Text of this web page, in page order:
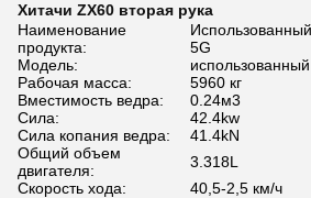
Хитачи ZX60 вторая рука
Наименование
продукта:
5G
Модель:
Рабочая масса:
5960 кг
Вместимость ведра:
0.24м3
Сила:
42.4kw
Сила копания ведра:
41.4kN
Общий объем
двигателя:
3.318L
Скорость хода:
40,5-2,5 км/ч